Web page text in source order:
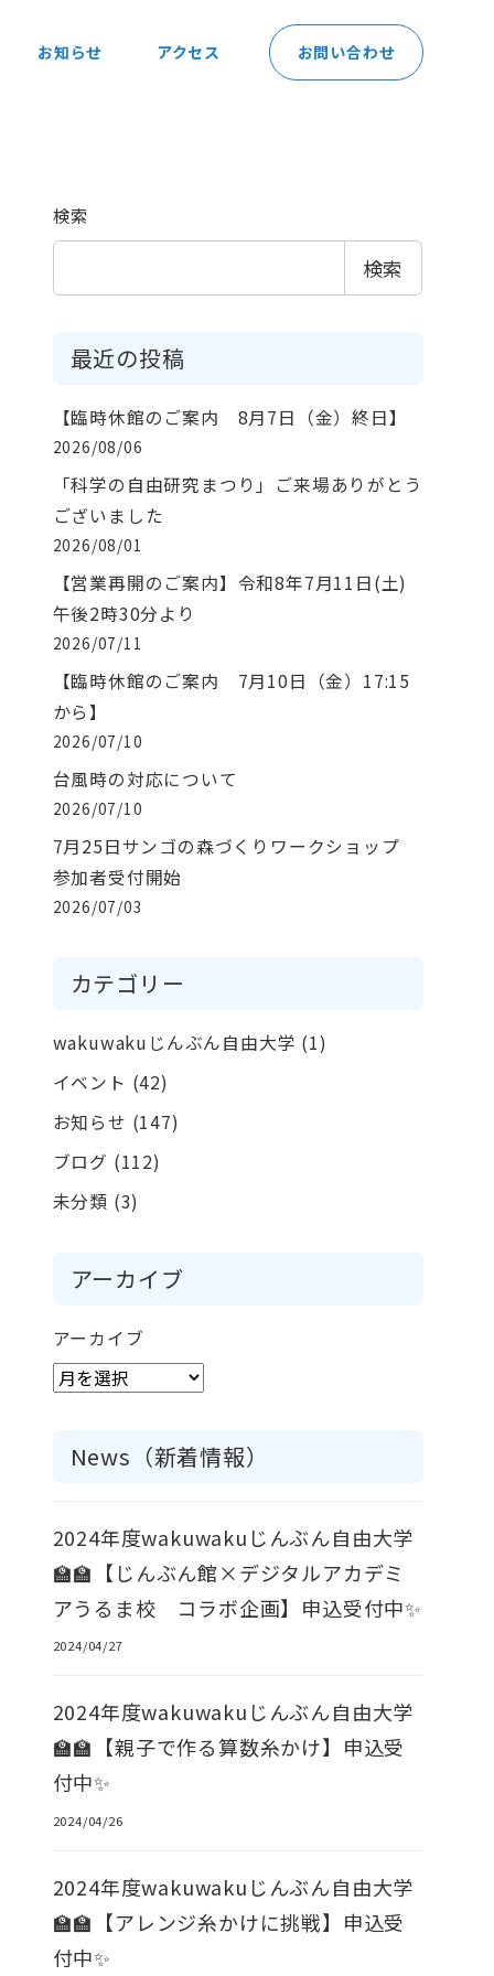
お知らせ アクセス お問い合わせ
検索
検索
最近の投稿
【臨時休館のご案内 8月7日（金）終日】
2026/08/06
「科学の自由研究まつり」ご来場ありがとう
ございました
2026/08/01
【営業再開のご案内】令和8年7月11日(土)
午後2時30分より
2026/07/11
【臨時休館のご案内 7月10日（金）17:15
から】
2026/07/10
台風時の対応について
2026/07/10
7月25日サンゴの森づくりワークショップ
参加者受付開始
2026/07/03
カテゴリー
wakuwakuじんぶん自由大学 (1)
イベント (42)
お知らせ (147)
ブログ (112)
未分類 (3)
アーカイブ
アーカイブ
News（新着情報）
2024年度wakuwakuじんぶん自由大学
🏫🏫【じんぶん館×デジタルアカデミ
アうるま校 コラボ企画】申込受付中✨
2024/04/27
2024年度wakuwakuじんぶん自由大学
🏫🏫【親子で作る算数糸かけ】申込受
付中✨
2024/04/26
2024年度wakuwakuじんぶん自由大学
🏫🏫【アレンジ糸かけに挑戦】申込受
付中✨